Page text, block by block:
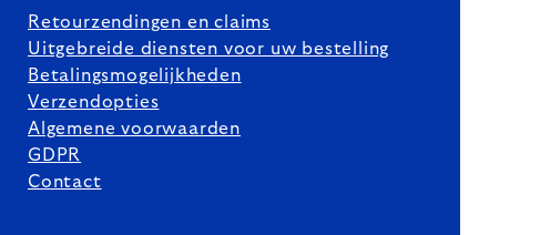
Retourzendingen en claims
Uitgebreide diensten voor uw bestelling
Betalingsmogelijkheden
Verzendopties
Algemene voorwaarden
GDPR
Contact